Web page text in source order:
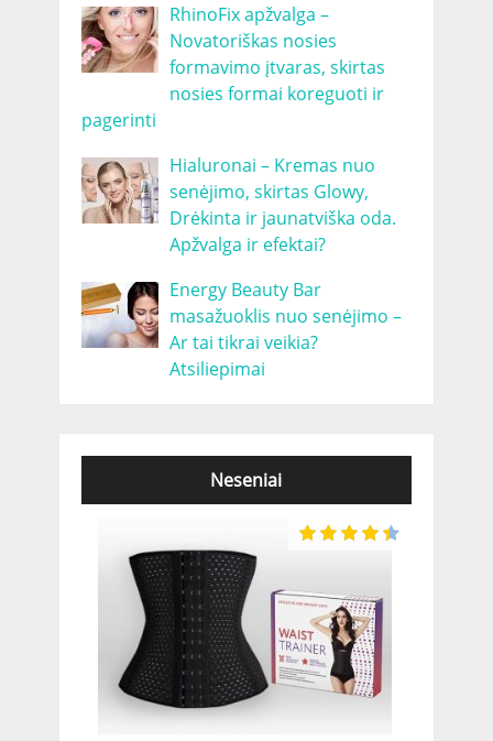
RhinoFix apžvalga –
Novatoriškas nosies
formavimo įtvaras, skirtas
nosies formai koreguoti ir
pagerinti
Hialuronai – Kremas nuo
senėjimo, skirtas Glowy,
Drėkinta ir jaunatviška oda.
Apžvalga ir efektai?
Energy Beauty Bar
masažuoklis nuo senėjimo –
Ar tai tikrai veikia?
Atsiliepimai
Neseniai